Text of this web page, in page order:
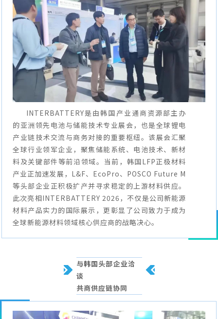
INTERBATTERY是由韩国产业通商资源部主办
的亚洲领先电池与储能技术专业展会，也是全球锂电
产业链技术交流与商务对接的重要枢纽。该展会汇聚
全球行业领军企业，聚焦储能系统、电池技术、新材
料及关键部件等前沿领域。当前，韩国LFP正极材料
产业正加速发展，L&F、EcoPro、POSCO Future M
等头部企业正积极扩产并寻求稳定的上游材料供应。
此次亮相INTERBATTERY 2026，不仅是公司新能源
材料产品实力的国际展示，更彰显了公司致力于成为
全球新能源材料领域核心供应商的战略决心。
与韩国头部企业洽
谈
共商供应链协同